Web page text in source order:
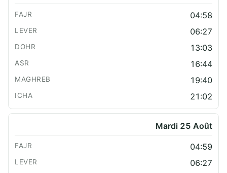
04:58
06:27
13:03
16:44
19:40
21:02
Mardi 25 Août
04:59
06:27